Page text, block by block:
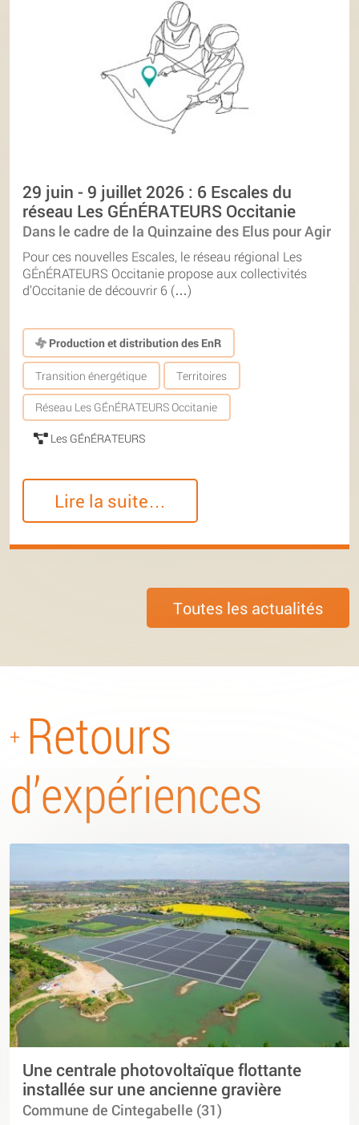
29 juin - 9 juillet 2026 : 6 Escales du
réseau Les GÉnÉRATEURS Occitanie
Dans le cadre de la Quinzaine des Elus pour Agir
Pour ces nouvelles Escales, le réseau régional Les
GÉnÉRATEURS Occitanie propose aux collectivités
d’Occitanie de découvrir 6 (…)
Production et distribution des EnR
Transition énergétique Territoires
Réseau Les GÉnÉRATEURS Occitanie
Les GÉnÉRATEURS
Lire la suite…
Toutes les actualités
+ Retours
d’expériences
Une centrale photovoltaïque flottante
installée sur une ancienne gravière
Commune de Cintegabelle (31)